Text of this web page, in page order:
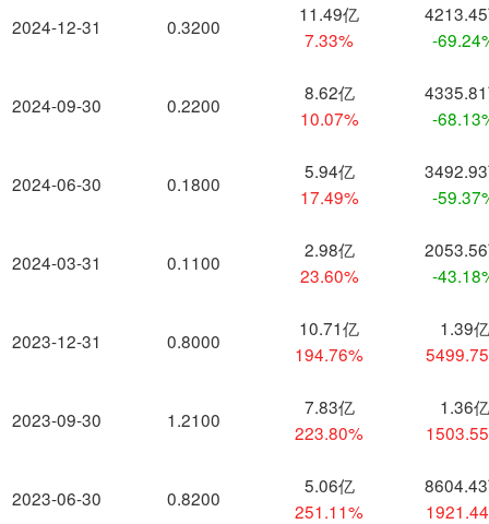
2024-12-31
2024-09-30
2024-06-30
2024-03-31
2023-12-31
2023-09-30
2023-06-30
0.3200
11.49亿
7.33%
-
0.2200
8.62亿
10.07%
-
0.1800
5.94亿
17.49%
-
0.1100
2.98亿
23.60%
-
0.8000
10.71亿
194.76%
1.39亿
1.2100
7.83亿
223.80%
1.36亿
0.8200
5.06亿
251.11%